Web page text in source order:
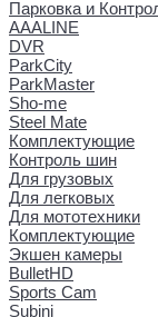
Парковка и
AAALINE
DVR
ParkCity
ParkMaster
Sho-me
Steel Mate
Комплектующие
Контроль шин
Для грузовых
Для легковых
Для мототехники
Комплектующие
Экшен камеры
BulletHD
Sports Cam
Subini